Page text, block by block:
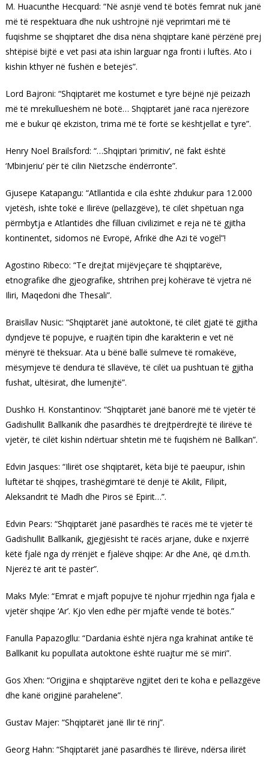
M. Huacunthe Hecquard: “Në asnjë vend të botës femrat nuk janë
më të respektuara dhe nuk ushtrojnë një veprimtari më të
fuqishme se shqiptaret dhe disa nëna shqiptare kanë përzënë prej
shtëpisë bijtë e vet pasi ata ishin larguar nga fronti i luftës. Ato i
kishin kthyer në fushën e betejës”.
Lord Bajroni: “Shqiptarët me kostumet e tyre bëjnë një peizazh
më të mrekullueshëm në botë… Shqiptarët janë raca njerëzore
më e bukur që ekziston, trima më të fortë se kështjellat e tyre”.
Henry Noel Brailsford: “…Shqiptari ‘primitiv’, në fakt është
‘Mbinjeriu’ për të cilin Nietzsche ëndërronte”.
Gjusepe Katapangu: “Atllantida e cila është zhdukur para 12.000
vjetësh, ishte tokë e Ilirëve (pellazgëve), të cilët shpëtuan nga
përmbytja e Atlantidës dhe filluan civilizimet e reja në të gjitha
kontinentet, sidomos në Evropë, Afrikë dhe Azi të vogël”!
Agostino Ribeco: “Te drejtat mijëvjeçare të shqiptarëve,
etnografike dhe gjeografike, shtrihen prej kohërave të vjetra në
Iliri, Maqedoni dhe Thesali”.
Braisllav Nusic: “Shqiptarët janë autoktonë, të cilët gjatë të gjitha
dyndjeve të popujve, e ruajtën tipin dhe karakterin e vet në
mënyrë të theksuar. Ata u bënë ballë sulmeve të romakëve,
mësymjeve të dendura të sllavëve, të cilët ua pushtuan të gjitha
fushat, ultësirat, dhe lumenjtë”.
Dushko H. Konstantinov: “Shqiptarët janë banorë më të vjetër të
Gadishullit Ballkanik dhe pasardhës të drejtpërdrejtë të ilirëve të
vjetër, të cilët kishin ndërtuar shtetin më të fuqishëm në Ballkan”.
Edvin Jasques: “Ilirët ose shqiptarët, këta bijë të paeupur, ishin
luftëtar të shqipes, trashëgimtarë të denjë të Akilit, Filipit,
Aleksandrit të Madh dhe Piros së Epirit…”.
Edvin Pears: “Shqiptarët janë pasardhës të racës më të vjetër të
Gadishullit Ballkanik, gjegjësisht të racës arjane, duke e nxjerrë
këtë fjalë nga dy rrënjët e fjalëve shqipe: Ar dhe Anë, që d.m.th.
Njerëz të arit të pastër”.
Maks Myle: “Emrat e mjaft popujve të njohur rrjedhin nga fjala e
vjetër shqipe ‘Ar’. Kjo vlen edhe për mjaftë vende të botës.”
Fanulla Papazogllu: “Dardania është njëra nga krahinat antike të
Ballkanit ku popullata autoktone është ruajtur më së miri”.
Gos Xhen: “Origjina e shqiptarëve ngjitet deri te koha e pellazgëve
dhe kanë origjinë parahelene”.
Gustav Majer: “Shqiptarët janë Ilir të rinj”.
Georg Hahn: “Shqiptarët janë pasardhës të Ilirëve, ndërsa ilirët